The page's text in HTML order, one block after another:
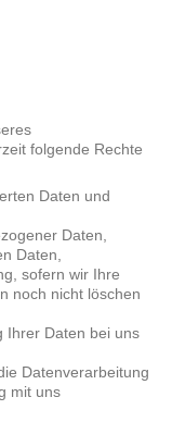
folgende Rechte
Daten und
Daten,
Daten,
sofern wir Ihre
noch nicht löschen
Ihrer Daten bei uns
Datenverarbeitung
mit uns